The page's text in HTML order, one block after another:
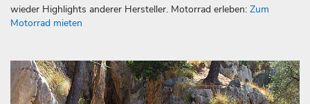
wieder Highlights anderer Hersteller. Motorrad erleben: Zum
Motorrad mieten